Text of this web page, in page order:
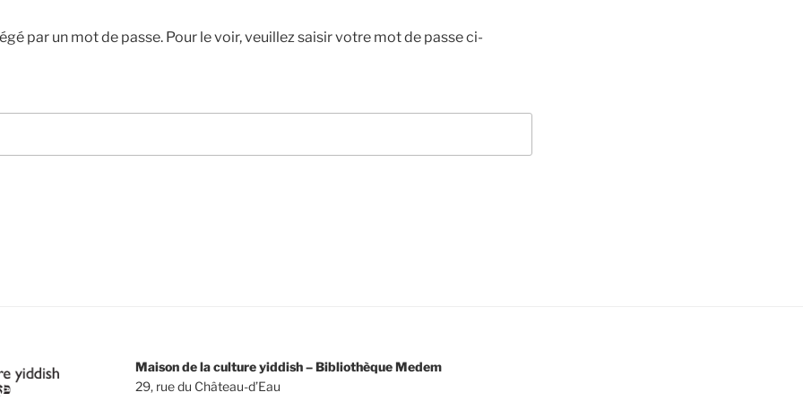
par un mot de passe. Pour le voir, veuillez saisir votre mot de passe ci-
Maison de la culture yiddish – Bibliothèque Medem
29, rue du Château-d’Eau